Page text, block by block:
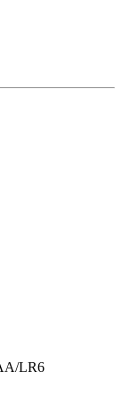
LR6